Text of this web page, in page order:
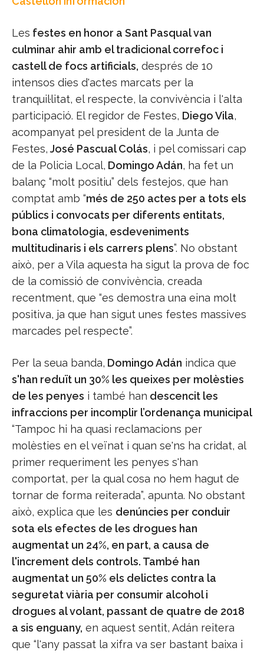
Les festes en honor a Sant Pasqual van
culminar ahir amb el tradicional correfoc i
castell de focs artificials, després de 10
intensos dies d'actes marcats per la
tranquil·litat, el respecte, la convivència i l'alta
participació. El regidor de Festes, Diego Vila,
acompanyat pel president de la Junta de
Festes, José Pascual Colás, i pel comissari cap
de la Policia Local, Domingo Adán, ha fet un
balanç “molt positiu” dels festejos, que han
comptat amb “més de 250 actes per a tots els
públics i convocats per diferents entitats,
bona climatologia, esdeveniments
multitudinaris i els carrers plens”. No obstant
això, per a Vila aquesta ha sigut la prova de foc
de la comissió de convivència, creada
recentment, que “es demostra una eina molt
positiva, ja que han sigut unes festes massives
marcades pel respecte”.
Per la seua banda, Domingo Adán indica que
s'han reduït un 30% les queixes per molèsties
de les penyes i també han descencit les
infraccions per incomplir l’ordenança municipal
“Tampoc hi ha quasi reclamacions per
molèsties en el veïnat i quan se'ns ha cridat, al
primer requeriment les penyes s'han
comportat, per la qual cosa no hem hagut de
tornar de forma reiterada”, apunta. No obstant
això, explica que les denúncies per conduir
sota els efectes de les drogues han
augmentat un 24%, en part, a causa de
l'increment dels controls. També han
augmentat un 50% els delictes contra la
seguretat viària per consumir alcohol i
drogues al volant, passant de quatre de 2018
a sis enguany, en aquest sentit, Adán reitera
que “l'any passat la xifra va ser bastant baixa i